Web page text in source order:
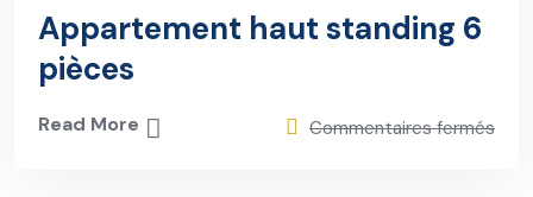
Appartement haut standing 6
pièces
Read More Commentaires fermés